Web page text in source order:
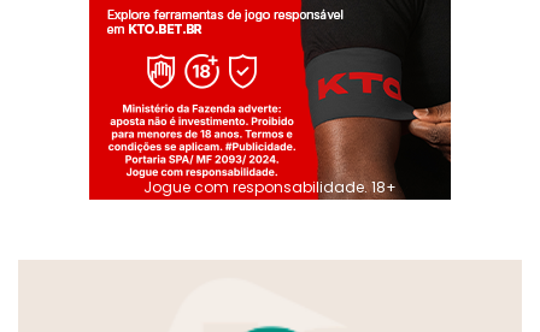
Jogue com responsabilidade. 18+